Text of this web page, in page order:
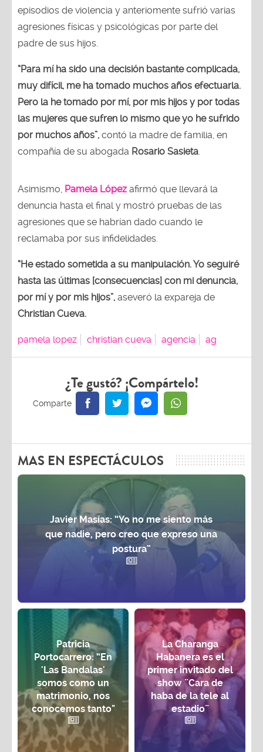
episodios de violencia y anteriomente sufrió varias
agresiones físicas y psicológicas por parte del
padre de sus hijos.
“Para mí ha sido una decisión bastante complicada,
muy difícil, me ha tomado muchos años efectuarla.
Pero la he tomado por mí, por mis hijos y por todas
las mujeres que sufren lo mismo que yo he sufrido
por muchos años”, contó la madre de familia, en
compañía de su abogada Rosario Sasieta
Asimismo, Pamela López afirmó que llevará la
denuncia hasta el final y mostró pruebas de las
agresiones que se habrían dado cuando le
reclamaba por sus infidelidades.
“He estado sometida a su manipulación. Yo seguiré
hasta las últimas [consecuencias] con mi denuncia,
por mí y por mis hijos”, aseveró la expareja de
Christian Cueva.
pamela lopez christian cueva agencia ag
¿Te gustó? ¡Compártelo!
MAS EN ESPECTÁCULOS
Javier Masías: “Yo no me siento más
que nadie, pero creo que expreso una
postura”
Patricia
Portocarrero: “En
'Las Bandalas'
somos como un
matrimonio, nos
conocemos tanto"
La Charanga
Habanera es el
primer invitado del
show ¨Cara de
haba de la tele al
estadio¨